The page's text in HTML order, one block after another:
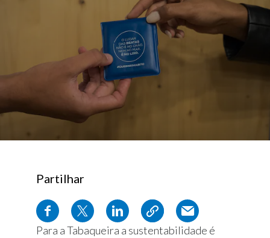
Partilhar
Para a Tabaqueira a sustentabilidade é